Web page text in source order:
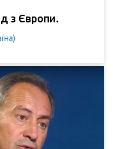
з Європи.